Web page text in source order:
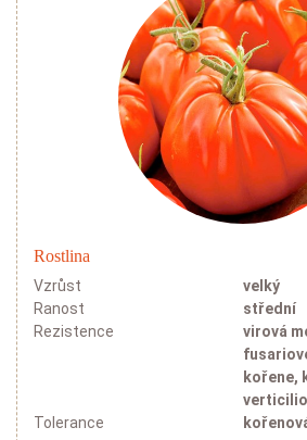
Rostlina
Vzrůst
velký
Ranost
střední
Rezistence
virová
kořene,
Tolerance